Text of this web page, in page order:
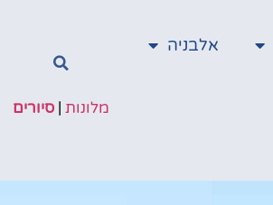
אלבניה
מלונות |סיורים